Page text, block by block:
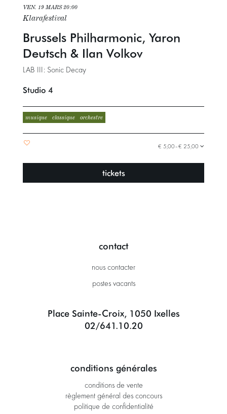
Brussels Philharmonic, Yaron
Deutsch & Ilan Volkov
LAB III: Sonic Decay
Klarafestival
VEN. 19 MARS 20:00
Studio 4
musique classique orchestre
€ 5,00–€ 25,00
tickets
contact
nous contacter
postes vacants
Place Sainte-Croix, 1050 Ixelles
02/641.10.20
conditions générales
conditions de vente
règlement général des concours
politique de confidentialité